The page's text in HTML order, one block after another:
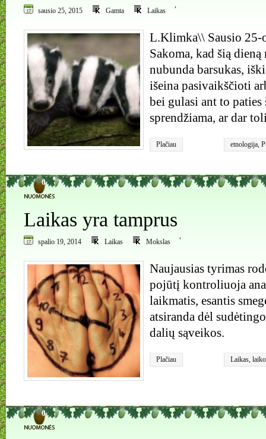
sausio 25, 2015 Gamta
,
Laikas
L.Klimka\\ Sausio 25-
Sakoma, kad šią
nubunda barsukas,
išeina pasivaikščioti
bei gulasi ant to paties
sprendžiama, ar dar
Plačiau etnologija,
0
Laikas yra tamprus
spalio 19, 2014 Laikas
,
Mokslas
Naujausias tyrimas
pojūtį kontroliuoja
laikmatis, esantis
atsiranda dėl
dalių sąveikos.
Plačiau Laikas,
0